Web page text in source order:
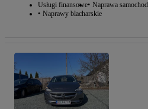
Usługi finansowe Naprawa
Naprawy blacharskie